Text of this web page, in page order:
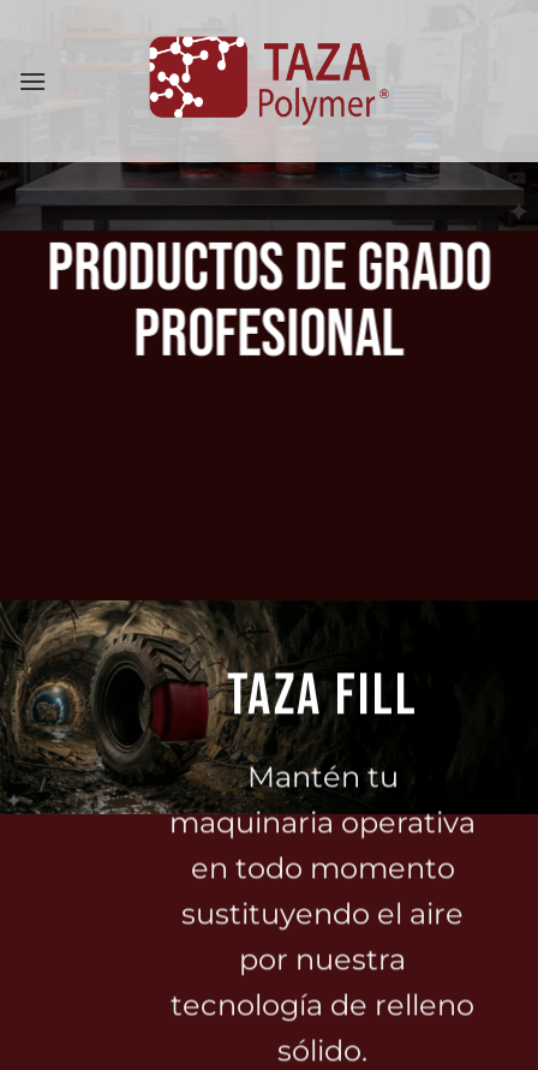
content
Productos de grado
Profesional
TAZA FILL
Mantén tu
maquinaria operativa
en todo momento
sustituyendo el aire
por nuestra
tecnología de relleno
sólido.